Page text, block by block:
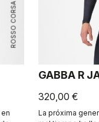
ROSSO CORSA
GABBA R
320,00 €
La próxima